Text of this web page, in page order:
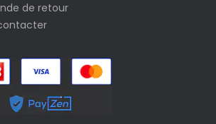
de retour